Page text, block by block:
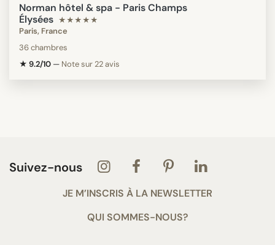
Norman hôtel & spa - Paris Champs
Élysées ★★★★★
Paris, France
36 chambres
★ 9.2/10 — Note sur 22 avis
Suivez-nous
JE M’INSCRIS À LA NEWSLETTER
QUI SOMMES-NOUS?